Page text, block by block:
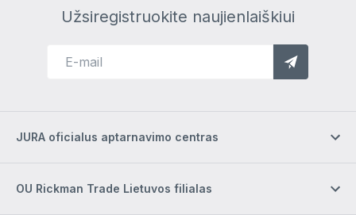
Užsiregistruokite naujienlaiškiui
JURA oficialus aptarnavimo centras
OU Rickman Trade Lietuvos filialas